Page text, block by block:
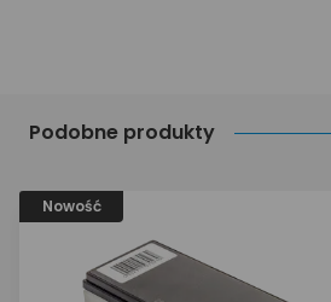
Podobne produkty
Nowość